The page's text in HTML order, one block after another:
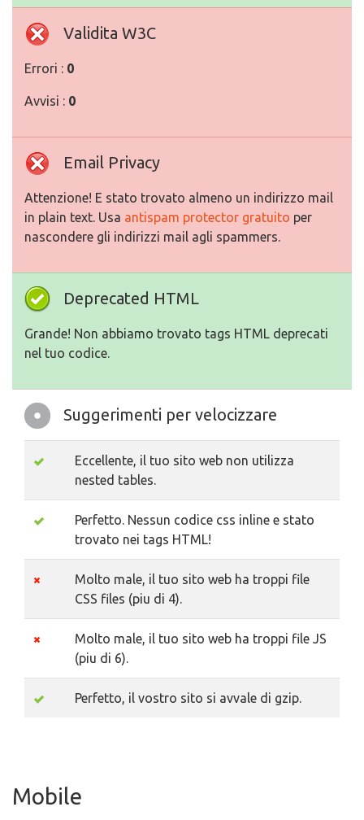
Validita W3C
Errori : 0
Avvisi : 0
Email Privacy
Attenzione! E stato trovato almeno un indirizzo mail
in plain text. Usa antispam protector gratuito per
nascondere gli indirizzi mail agli spammers.
Deprecated HTML
Grande! Non abbiamo trovato tags HTML deprecati
nel tuo codice.
Suggerimenti per velocizzare
Eccellente, il tuo sito web non utilizza
nested tables.
Perfetto. Nessun codice css inline e stato
trovato nei tags HTML!
Molto male, il tuo sito web ha troppi file
CSS files (piu di 4).
Molto male, il tuo sito web ha troppi file JS
(piu di 6).
Perfetto, il vostro sito si avvale di gzip.
Mobile